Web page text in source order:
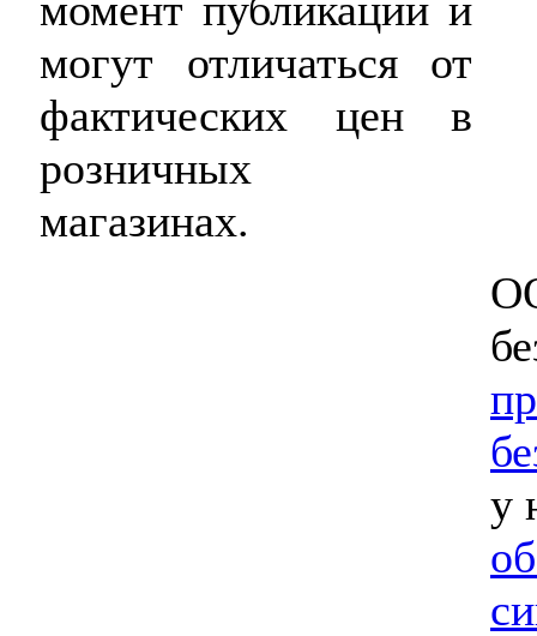
могут отличаться от
фактических цен в
розничных
магазинах.
у